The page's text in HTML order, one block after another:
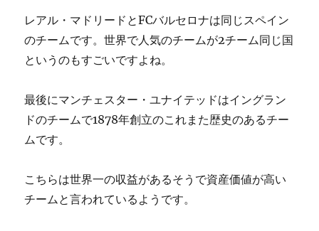
レアル・マドリードとFCバルセロナは同じスペイン
のチームです。世界で人気のチームが2チーム同じ国
というのもすごいですよね。
最後にマンチェスター・ユナイテッドはイングラン
ドのチームで1878年創立のこれまた歴史のあるチー
ムです。
こちらは世界一の収益があるそうで資産価値が高い
チームと言われているようです。